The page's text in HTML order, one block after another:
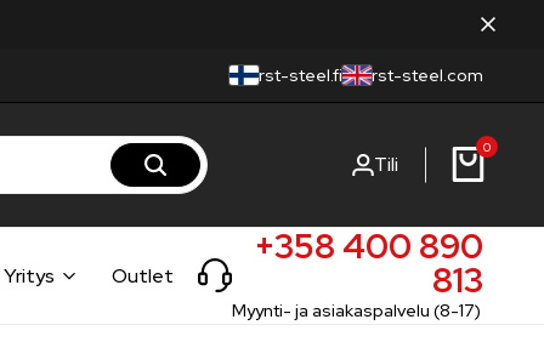
rst-steel.fi rst-steel.com
Tili
0
Yritys Outlet
+358 400 890
813
Myynti- ja asiakaspalvelu (8-17)